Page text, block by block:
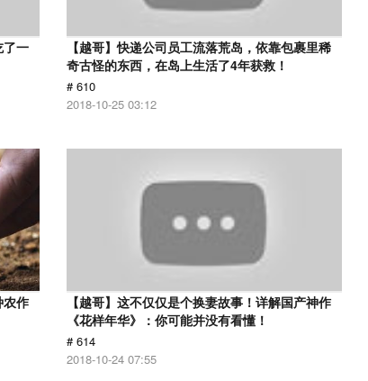
了一
【越哥】快递公司员工流落荒岛，依靠包裹里稀
奇古怪的东西，在岛上生活了4年获救！
# 610
2018-10-25 03:12
农作
【越哥】这不仅仅是个换妻故事！详解国产神作
《花样年华》：你可能并没有看懂！
# 614
2018-10-24 07:55